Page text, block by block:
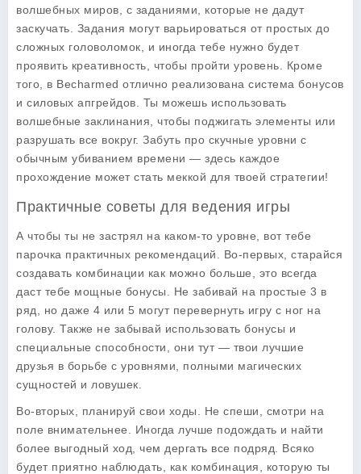
волшебных миров, с заданиями, которые не дадут
заскучать. Задания могут варьироваться от простых до
сложных головоломок, и иногда тебе нужно будет
проявить креативность, чтобы пройти уровень. Кроме
того, в Becharmed отлично реализована система бонусов
и силовых апгрейдов. Ты можешь использовать
волшебные заклинания, чтобы поджигать элементы или
разрушать все вокруг. Забуть про скучные уровни с
обычным убиванием времени — здесь каждое
прохождение может стать меккой для твоей стратегии!
Практичные советы для ведения игры
А чтобы ты не застрял на каком-то уровне, вот тебе
парочка практичных рекомендаций . Во-первых, старайся
создавать комбинации как можно больше, это всегда
даст тебе мощные бонусы. Не забивай на простые 3 в
ряд, но даже 4 или 5 могут перевернуть игру с ног на
голову. Также не забывай использовать бонусы и
специальные способности, они тут — твои лучшие
друзья в борьбе с уровнями, полными магических
сущностей и ловушек.
Во-вторых, планируй свои ходы. Не спеши, смотри на
поле внимательнее. Иногда лучше подождать и найти
более выгодный ход, чем дергать все подряд. Всяко
будет приятно наблюдать, как комбинация, которую ты